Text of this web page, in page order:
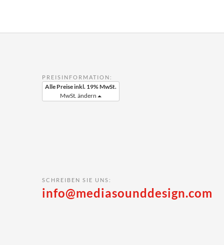
PREISINFORMATION:
Alle Preise inkl. 19% MwSt.
MwSt. ändern
SCHREIBEN SIE UNS:
info@mediasounddesign.com